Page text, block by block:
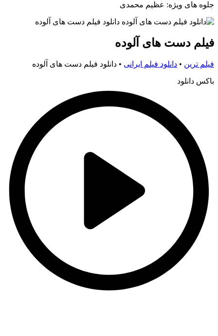
جلوه های ویژه: عظیم محمدی
فیلم دست های آلوده
فیلم ترین • دانلود فیلم ایرانی • دانلود فیلم دست های آلوده
باکس دانلود